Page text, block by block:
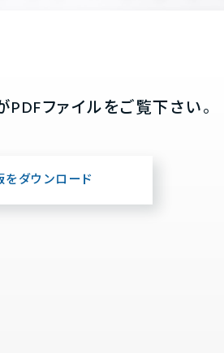
ファイルをご覧下さい。
をダウンロード